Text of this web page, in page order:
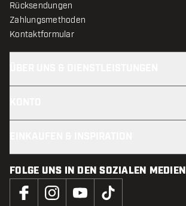
Rücksendungen
Zahlungsmethoden
Kontaktformular
FOLGE UNS IN DEN SOZIALEN MEDIEN